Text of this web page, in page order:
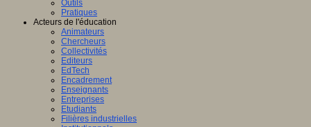
Outils
Pratiques
Acteurs de l'éducation
Animateurs
Chercheurs
Collectivités
Editeurs
EdTech
Encadrement
Enseignants
Entreprises
Etudiants
Filières industrielles